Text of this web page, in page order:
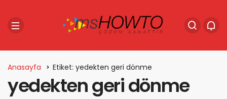
Anasayfa Etiket: yedekten geri dönme
yedekten geri dönme